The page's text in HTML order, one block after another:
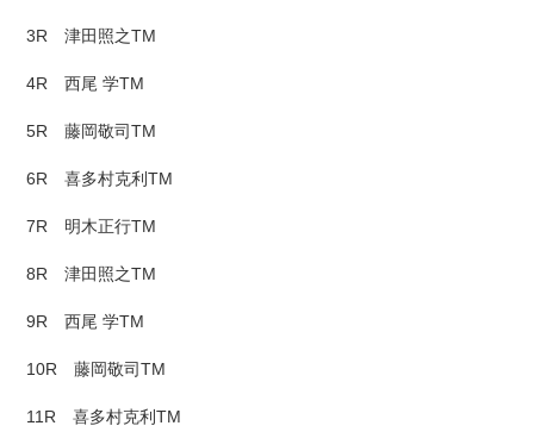
3R 津田照之TM
4R 西尾 学TM
5R 藤岡敬司TM
6R 喜多村克利TM
7R 明木正行TM
8R 津田照之TM
9R 西尾 学TM
10R 藤岡敬司TM
11R 喜多村克利TM